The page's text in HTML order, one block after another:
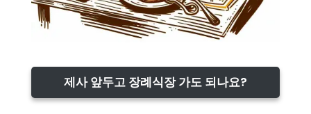
제사 앞두고 장례식장 가도 되나요?